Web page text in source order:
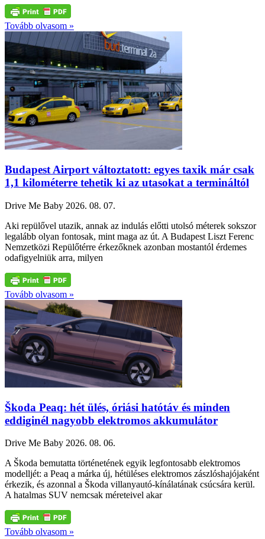
Tovább olvasom »
Budapest Airport változtatott: egyes taxik már csak
1,1 kilométerre tehetik ki az utasokat a termináltól
Drive Me Baby 2026. 08. 07.
Aki repülővel utazik, annak az indulás előtti utolsó méterek sokszor
legalább olyan fontosak, mint maga az út. A Budapest Liszt Ferenc
Nemzetközi Repülőtérre érkezőknek azonban mostantól érdemes
odafigyelniük arra, milyen
Tovább olvasom »
Škoda Peaq: hét ülés, óriási hatótáv és minden
eddiginél nagyobb elektromos akkumulátor
Drive Me Baby 2026. 08. 06.
A Škoda bemutatta történetének egyik legfontosabb elektromos
modelljét: a Peaq a márka új, hétüléses elektromos zászlóshajójaként
érkezik, és azonnal a Škoda villanyautó-kínálatának csúcsára kerül.
A hatalmas SUV nemcsak méreteivel akar
Tovább olvasom »